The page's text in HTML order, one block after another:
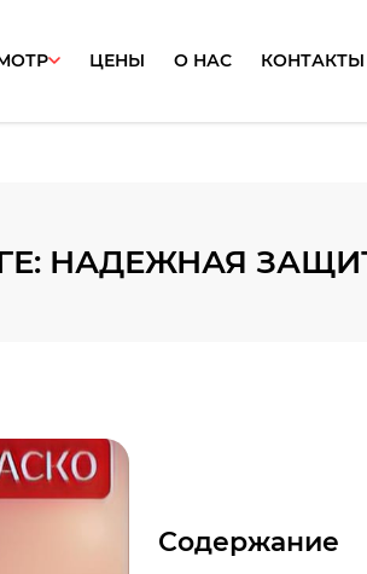
ЦЕНЫ О НАС КОНТАКТЫ
НАДЕЖНАЯ
Содержание